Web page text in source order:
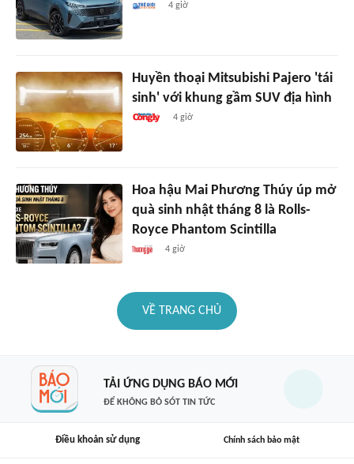
4 giờ
Huyền thoại Mitsubishi Pajero 'tái
sinh' với khung gầm SUV địa hình
4 giờ
Hoa hậu Mai Phương Thúy úp mở
quà sinh nhật tháng 8 là Rolls-
Royce Phantom Scintilla
4 giờ
VỀ TRANG CHỦ
TẢI ỨNG DỤNG BÁO MỚI
ĐỂ KHÔNG BỎ SÓT TIN TỨC
Điều khoản sử dụng Chính sách bảo mật